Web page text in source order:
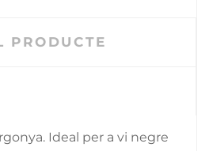
PRODUCTE
Ideal per a vi negre